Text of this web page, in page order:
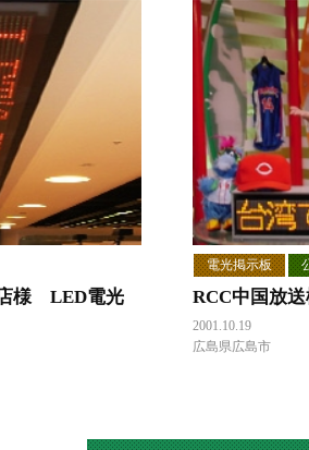
様 LED電光
電光掲示板
RCC中国放
2001.10.19
広島県広島市